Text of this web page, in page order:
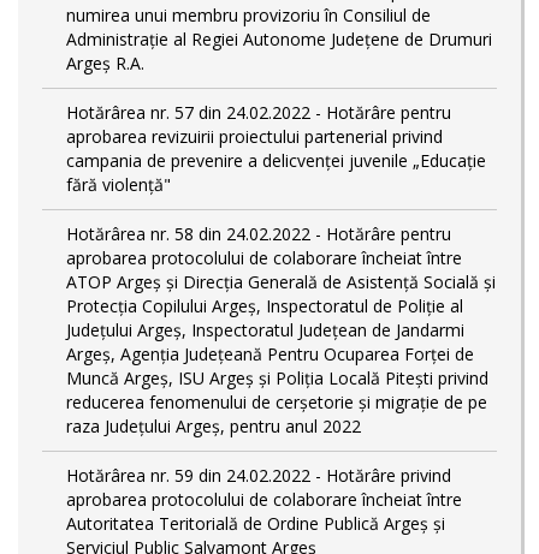
numirea unui membru provizoriu în Consiliul de
Administrație al Regiei Autonome Județene de Drumuri
Argeș R.A.
Hotărârea nr. 57 din 24.02.2022 - Hotărâre pentru
aprobarea revizuirii proiectului partenerial privind
campania de prevenire a delicvenței juvenile „Educație
fără violență"
Hotărârea nr. 58 din 24.02.2022 - Hotărâre pentru
aprobarea protocolului de colaborare încheiat între
ATOP Argeş şi Direcţia Generală de Asistenţă Socială şi
Protecţia Copilului Argeş, Inspectoratul de Poliţie al
Judeţului Argeş, Inspectoratul Judeţean de Jandarmi
Argeş, Agenţia Judeţeană Pentru Ocuparea Forţei de
Muncă Argeş, ISU Argeş şi Poliţia Locală Piteşti privind
reducerea fenomenului de cerşetorie şi migraţie de pe
raza Judeţului Argeş, pentru anul 2022
Hotărârea nr. 59 din 24.02.2022 - Hotărâre privind
aprobarea protocolului de colaborare încheiat între
Autoritatea Teritorială de Ordine Publică Argeş şi
Serviciul Public Salvamont Argeș